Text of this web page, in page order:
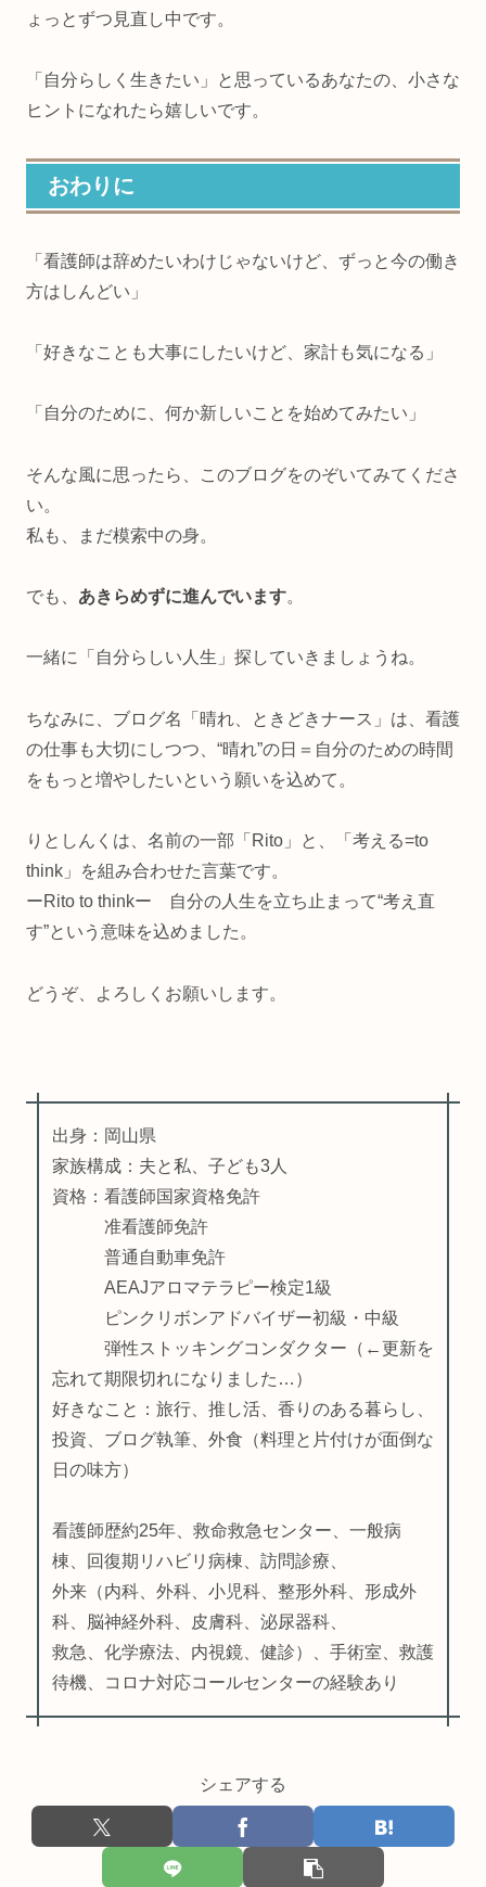
ょっとずつ見直し中です。
「自分らしく生きたい」と思っているあなたの、小さな
ヒントになれたら嬉しいです。
おわりに
「看護師は辞めたいわけじゃないけど、ずっと今の働き
方はしんどい」
「好きなことも大事にしたいけど、家計も気になる」
「自分のために、何か新しいことを始めてみたい」
そんな風に思ったら、このブログをのぞいてみてくださ
い。
私も、まだ模索中の身。
でも、 あきらめずに進んでいます。
一緒に「自分らしい人生」探していきましょうね。
ちなみに、ブログ名「晴れ、ときどきナース」は、看護
の仕事も大切にしつつ、“晴れ”の日＝自分のための時間
をもっと増やしたいという願いを込めて。
りとしんくは、名前の一部「Rito」と、「考える=to
think」を組み合わせた言葉です。
ーRito to thinkー 自分の人生を立ち止まって“考え直
す”という意味を込めました。
どうぞ、よろしくお願いします。
出身：岡山県
家族構成：夫と私、子ども3人
資格：看護師国家資格免許
准看護師免許
普通自動車免許
AEAJアロマテラピー検定1級
ピンクリボンアドバイザー初級・中級
弾性ストッキングコンダクター（←更新を
忘れて期限切れになりました…）
好きなこと：旅行、推し活、香りのある暮らし、
投資、ブログ執筆、外食（料理と片付けが面倒な
日の味方）
看護師歴約25年、救命救急センター、一般病
棟、回復期リハビリ病棟、訪問診療、
外来（内科、外科、小児科、整形外科、形成外
科、脳神経外科、皮膚科、泌尿器科、
救急、化学療法、内視鏡、健診）、手術室、救護
待機、コロナ対応コールセンターの経験あり
シェアする